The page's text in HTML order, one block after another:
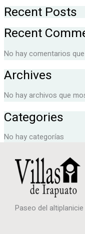
Recent Posts
Recent
No hay comentarios
Archives
No hay archivos que
Categories
No hay categorías
Paseo del